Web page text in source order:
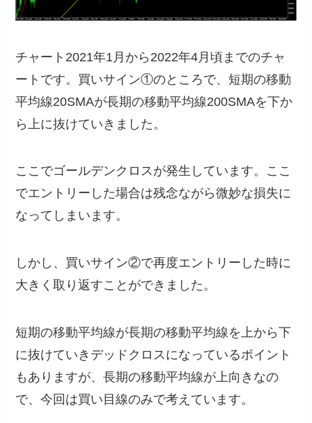
チャート2021年1月から2022年4月頃までのチャ
ートです。買いサイン①のところで、短期の移動
平均線20SMAが長期の移動平均線200SMAを下か
ら上に抜けていきました。
ここでゴールデンクロスが発生しています。ここ
でエントリーした場合は残念ながら微妙な損失に
なってしまいます。
しかし、買いサイン②で再度エントリーした時に
大きく取り返すことができました。
短期の移動平均線が長期の移動平均線を上から下
に抜けていきデッドクロスになっているポイント
もありますが、長期の移動平均線が上向きなの
で、今回は買い目線のみで考えています。